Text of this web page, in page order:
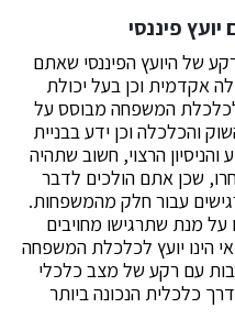
פיננסי
של היועץ הפיננסי שאתם
אקדמית וכן בעל יכולת
לכלכלת המשפחה מבוסס על
והכלכלה וכן ידע בבניית
והניסיון הרצוי, חשוב שתהיה
שכן אתם הולכים לדבר
עבור חלק מהמשפחות.
מנת שתרגישו מחויבים
הינו יועץ לכלכלת המשפחה
עם רקע של מצב כלכלי
כלכלית הנכונה ביותר